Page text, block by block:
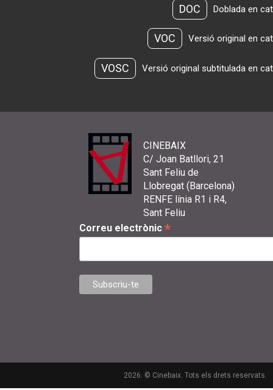
DOC Doblada en
VOC Versió original en
VOSC Versió original subtitulada en
CINEBAIX
C/ Joan Batllori, 21
Sant Feliu de
Llobregat (Barcelona)
RENFE línia R1 i R4,
Sant Feliu
Correu electrònic *
2026. © Cinebaix. Tots els drets reservats.